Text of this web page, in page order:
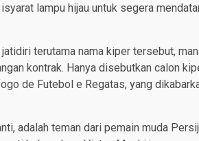
lampu hijau untuk segera
terutama nama kiper tersebut,
kontrak. Hanya disebutkan calon
de Futebol e Regatas, yang
adalah teman dari pemain muda